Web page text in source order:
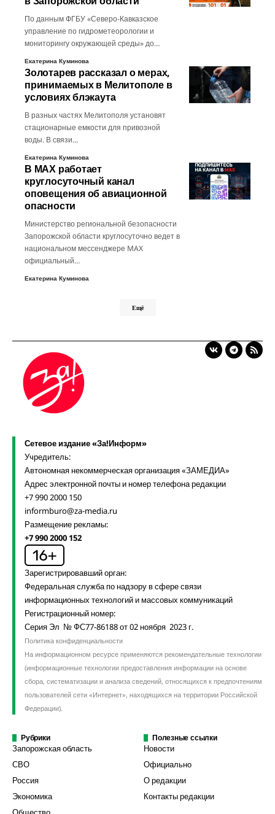
По данным ФГБУ «Северо-Кавказское
управление по гидрометеорологии и
мониторингу окружающей среды» до…
Екатерина Куминова
Золотарев рассказал о мерах,
принимаемых в Мелитополе в
условиях блэкаута
В разных частях Мелитополя установят
стационарные емкости для привозной
воды. В связи…
Екатерина Куминова
В МАХ работает
круглосуточный канал
оповещения об авиационной
опасности
Министерство региональной безопасности
Запорожской области круглосуточно ведет в
национальном мессенджере MAX
официальный…
Екатерина Куминова
Ещё
Сетевое издание «За!Информ»
Учредитель:
Автономная некоммерческая организация «ЗАМЕДИА»
Адрес электронной почты и номер телефона редакции
+7 990 2000 150
informburo@za-media.ru
Размещение рекламы:
+7 990 2000 152
Зарегистрировавший орган:
Федеральная служба по надзору в сфере связи
информационных технологий и массовых коммуникаций
Регистрационный номер:
Серия Эл № ФС77-86188 от 02 ноября 2023 г.
Политика конфиденциальности
На информационном ресурсе применяются рекомендательные технологии
(информационные технологии предоставления информации на основе
сбора, систематизации и анализа сведений, относящихся к предпочтениям
пользователей сети «Интернет», находящихся на территории Российской
Федерации).
Рубрики
Запорожская область
СВО
Россия
Экономика
Полезные ссылки
Новости
Официально
О редакции
Контакты редакции